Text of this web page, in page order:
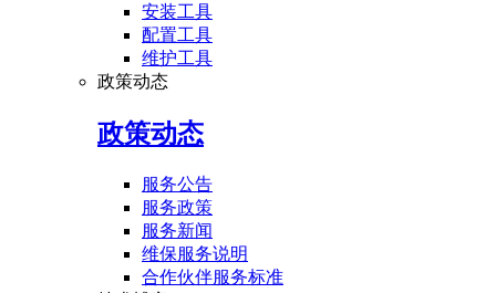
安装工具
配置工具
维护工具
政策动态
政策动态
服务公告
服务政策
服务新闻
维保服务说明
合作伙伴服务标准